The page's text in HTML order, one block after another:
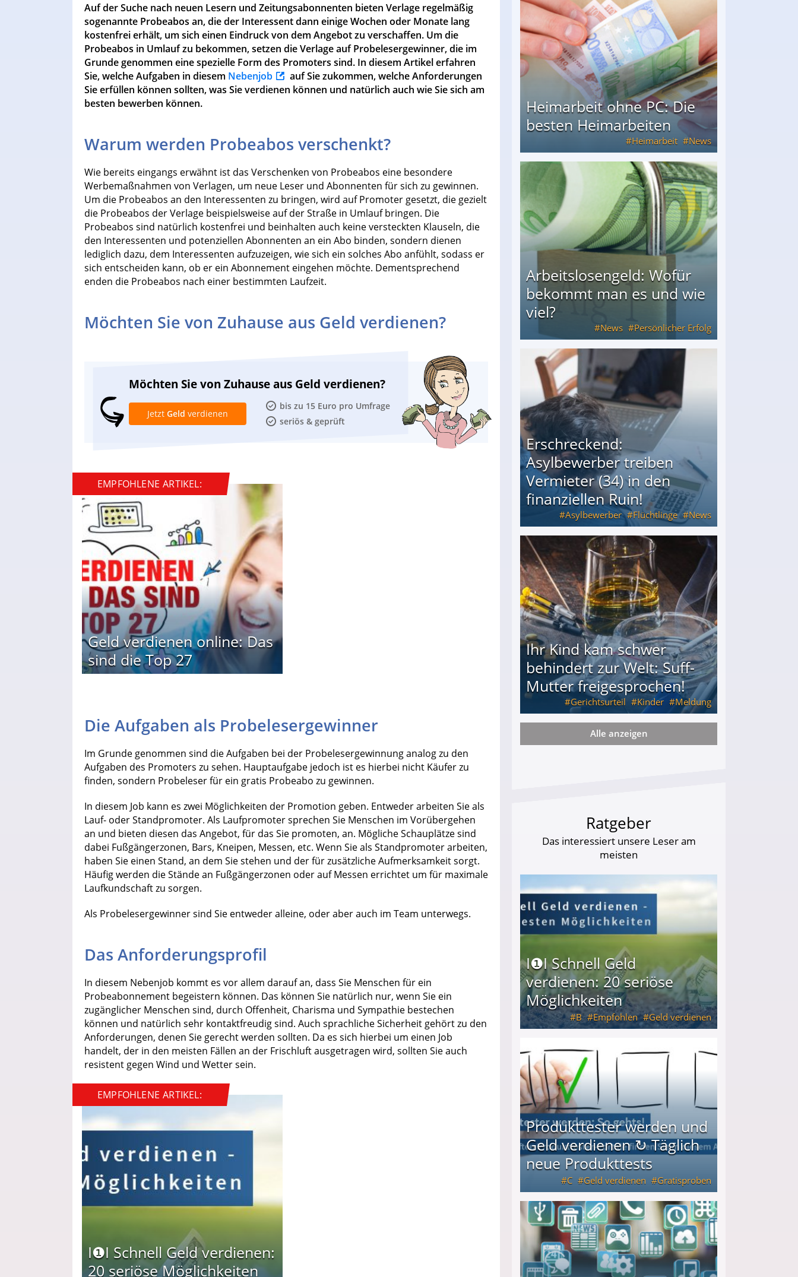
Auf der Suche nach neuen Lesern und Zeitungsabonnenten bieten Verlage regelmäßig
sogenannte Probeabos an, die der Interessent dann einige Wochen oder Monate lang
kostenfrei erhält, um sich einen Eindruck von dem Angebot zu verschaffen. Um die
Probeabos in Umlauf zu bekommen, setzen die Verlage auf Probelesergewinner, die im
Grunde genommen eine spezielle Form des Promoters sind. In diesem Artikel erfahren
Sie, welche Aufgaben in diesem Nebenjob
auf Sie zukommen, welche Anforderungen
Sie erfüllen können sollten, was Sie verdienen können und natürlich auch wie Sie sich am
besten bewerben können.
Warum werden Probeabos verschenkt?
Wie bereits eingangs erwähnt ist das Verschenken von Probeabos eine besondere
Werbemaßnahmen von Verlagen, um neue Leser und Abonnenten für sich zu gewinnen.
Um die Probeabos an den Interessenten zu bringen, wird auf Promoter gesetzt, die gezielt
die Probeabos der Verlage beispielsweise auf der Straße in Umlauf bringen. Die
Probeabos sind natürlich kostenfrei und beinhalten auch keine versteckten Klauseln, die
den Interessenten und potenziellen Abonnenten an ein Abo binden, sondern dienen
lediglich dazu, dem Interessenten aufzuzeigen, wie sich ein solches Abo anfühlt, sodass er
sich entscheiden kann, ob er ein Abonnement eingehen möchte. Dementsprechend
enden die Probeabos nach einer bestimmten Laufzeit.
Möchten Sie von Zuhause aus Geld verdienen?
Möchten Sie von Zuhause aus Geld verdienen?
bis zu 15 Euro pro Umfrage
seriös & geprüft
Jetzt Geld verdienen
EMPFOHLENE ARTIKEL:
Geld verdienen online: Das
sind die Top 27
Die Aufgaben als Probelesergewinner
Im Grunde genommen sind die Aufgaben bei der Probelesergewinnung analog zu den
Aufgaben des Promoters zu sehen. Hauptaufgabe jedoch ist es hierbei nicht Käufer zu
finden, sondern Probeleser für ein gratis Probeabo zu gewinnen.
In diesem Job kann es zwei Möglichkeiten der Promotion geben. Entweder arbeiten Sie als
Lauf- oder Standpromoter. Als Laufpromoter sprechen Sie Menschen im Vorübergehen
an und bieten diesen das Angebot, für das Sie promoten, an. Mögliche Schauplätze sind
dabei Fußgängerzonen, Bars, Kneipen, Messen, etc. Wenn Sie als Standpromoter arbeiten,
haben Sie einen Stand, an dem Sie stehen und der für zusätzliche Aufmerksamkeit sorgt.
Häufig werden die Stände an Fußgängerzonen oder auf Messen errichtet um für maximale
Laufkundschaft zu sorgen.
Als Probelesergewinner sind Sie entweder alleine, oder aber auch im Team unterwegs.
Das Anforderungsprofil
In diesem Nebenjob kommt es vor allem darauf an, dass Sie Menschen für ein
Probeabonnement begeistern können. Das können Sie natürlich nur, wenn Sie ein
zugänglicher Menschen sind, durch Offenheit, Charisma und Sympathie bestechen
können und natürlich sehr kontaktfreudig sind. Auch sprachliche Sicherheit gehört zu den
Anforderungen, denen Sie gerecht werden sollten. Da es sich hierbei um einen Job
handelt, der in den meisten Fällen an der Frischluft ausgetragen wird, sollten Sie auch
resistent gegen Wind und Wetter sein.
EMPFOHLENE ARTIKEL:
I❶I Schnell Geld verdienen:
20 seriöse Möglichkeiten
Heimarbeit ohne PC: Die
besten Heimarbeiten
Heimarbeit News
Heimarbeit ohne PC: Die besten Heimarbeiten
Arbeitslosengeld: Wofür
bekommt man es und wie
viel?
News Persönlicher Erfolg
Arbeitslosengeld: Wofür bekommt man es und wie viel?
Erschreckend:
Asylbewerber treiben
Vermieter (34) in den
finanziellen Ruin!
Asylbewerber Flüchtlinge News
Erschreckend: Asylbewerber treiben Vermieter (34) in den finanziellen Ruin!
Ihr Kind kam schwer
behindert zur Welt: Suff-
Mutter freigesprochen!
Gerichtsurteil Kinder Meldung
Ihr Kind kam schwer behindert zur Welt: Suff-Mutter freigesprochen!
Alle anzeigen
Ratgeber
Das interessiert unsere Leser am
meisten
I❶I Schnell Geld
verdienen: 20 seriöse
Möglichkeiten
B Empfohlen Geld verdienen
I❶I Schnell Geld verdienen: 20 seriöse Möglichkeiten
Produkttester werden und
Geld verdienen ↻ Täglich
neue Produkttests
C Geld verdienen Gratisproben
Produkttester werden und Geld verdienen ↻ Täglich neue Produkttests